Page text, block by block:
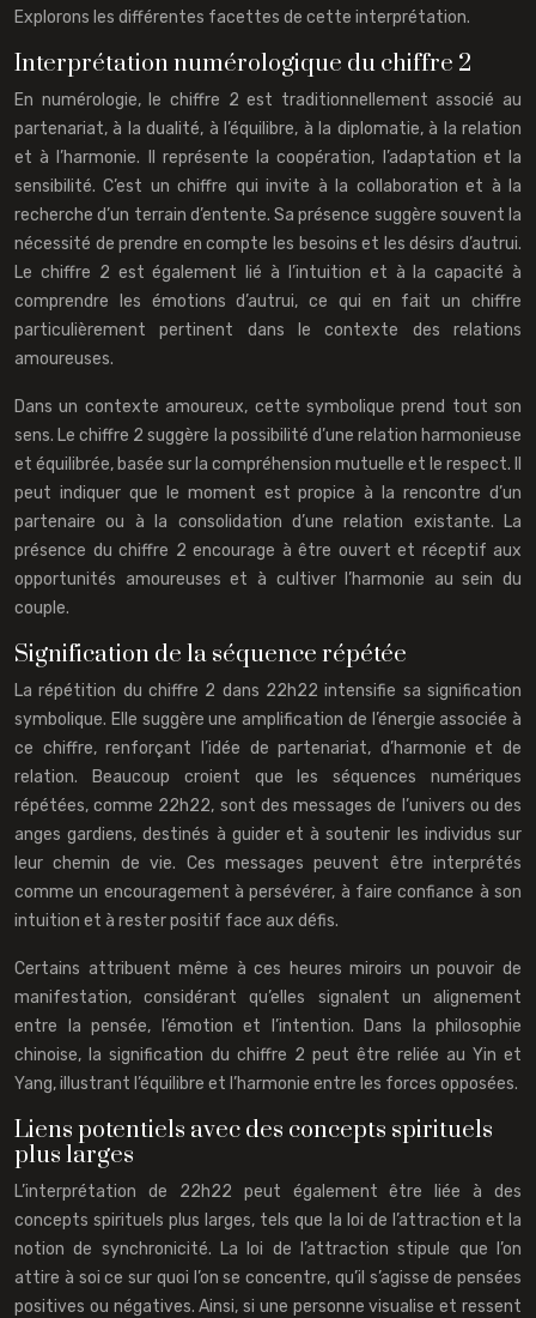
Explorons les différentes facettes de cette interprétation.
Interprétation numérologique du chiffre 2
En numérologie, le chiffre 2 est traditionnellement associé au
partenariat, à la dualité, à l’équilibre, à la diplomatie, à la relation
et à l’harmonie. Il représente la coopération, l’adaptation et la
sensibilité. C’est un chiffre qui invite à la collaboration et à la
recherche d’un terrain d’entente. Sa présence suggère souvent la
nécessité de prendre en compte les besoins et les désirs d’autrui.
Le chiffre 2 est également lié à l’intuition et à la capacité à
comprendre les émotions d’autrui, ce qui en fait un chiffre
particulièrement pertinent dans le contexte des relations
amoureuses.
Dans un contexte amoureux, cette symbolique prend tout son
sens. Le chiffre 2 suggère la possibilité d’une relation harmonieuse
et équilibrée, basée sur la compréhension mutuelle et le respect. Il
peut indiquer que le moment est propice à la rencontre d’un
partenaire ou à la consolidation d’une relation existante. La
présence du chiffre 2 encourage à être ouvert et réceptif aux
opportunités amoureuses et à cultiver l’harmonie au sein du
couple.
Signification de la séquence répétée
La répétition du chiffre 2 dans 22h22 intensifie sa signification
symbolique. Elle suggère une amplification de l’énergie associée à
ce chiffre, renforçant l’idée de partenariat, d’harmonie et de
relation. Beaucoup croient que les séquences numériques
répétées, comme 22h22, sont des messages de l’univers ou des
anges gardiens, destinés à guider et à soutenir les individus sur
leur chemin de vie. Ces messages peuvent être interprétés
comme un encouragement à persévérer, à faire confiance à son
intuition et à rester positif face aux défis.
Certains attribuent même à ces heures miroirs un pouvoir de
manifestation, considérant qu’elles signalent un alignement
entre la pensée, l’émotion et l’intention. Dans la philosophie
chinoise, la signification du chiffre 2 peut être reliée au Yin et
Yang, illustrant l’équilibre et l’harmonie entre les forces opposées.
Liens potentiels avec des concepts spirituels
plus larges
L’interprétation de 22h22 peut également être liée à des
concepts spirituels plus larges, tels que la loi de l’attraction et la
notion de synchronicité. La loi de l’attraction stipule que l’on
attire à soi ce sur quoi l’on se concentre, qu’il s’agisse de pensées
positives ou négatives. Ainsi, si une personne visualise et ressent